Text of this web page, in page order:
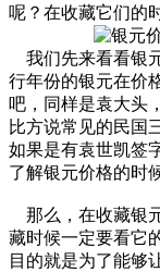
呢？在收藏它们的
我们先来看看银
行年份的银元在价
吧，同样是袁大头
比方说常见的民国
如果是有袁世凯签
了解银元价格的时
那么，在收藏银
藏时候一定要看它
目的就是为了能够